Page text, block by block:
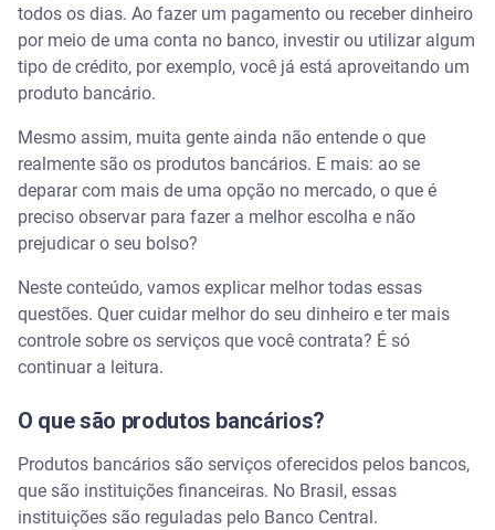
todos os dias. Ao fazer um pagamento ou receber dinheiro
por meio de uma conta no banco, investir ou utilizar algum
tipo de crédito, por exemplo, você já está aproveitando um
produto bancário.
Mesmo assim, muita gente ainda não entende o que
realmente são os produtos bancários. E mais: ao se
deparar com mais de uma opção no mercado, o que é
preciso observar para fazer a melhor escolha e não
prejudicar o seu bolso?
Neste conteúdo, vamos explicar melhor todas essas
questões. Quer cuidar melhor do seu dinheiro e ter mais
controle sobre os serviços que você contrata? É só
continuar a leitura.
O que são produtos bancários?
Produtos bancários são serviços oferecidos pelos bancos,
que são instituições financeiras. No Brasil, essas
instituições são reguladas pelo Banco Central.